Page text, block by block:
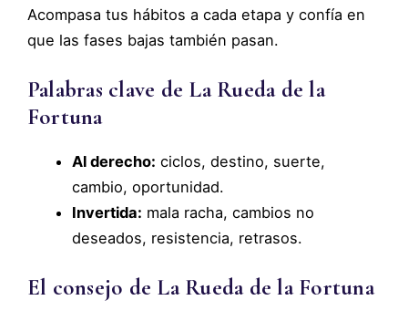
Acompasa tus hábitos a cada etapa y confía en
que las fases bajas también pasan.
Palabras clave de La Rueda de la
Fortuna
Al derecho: ciclos, destino, suerte,
cambio, oportunidad.
Invertida: mala racha, cambios no
deseados, resistencia, retrasos.
El consejo de La Rueda de la Fortuna